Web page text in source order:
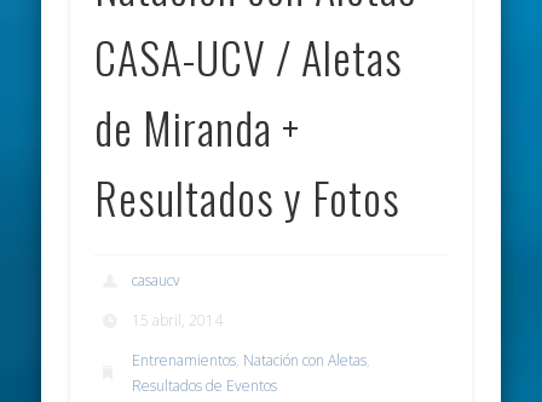
CASA-UCV / Aletas
de Miranda +
Resultados y Fotos
casaucv
15 abril, 2014
Entrenamientos, Natación con Aletas,
Resultados de Eventos